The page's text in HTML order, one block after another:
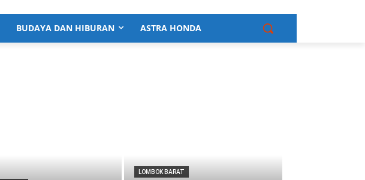
BUDAYA DAN HIBURAN ASTRA HONDA
LOMBOK BARAT